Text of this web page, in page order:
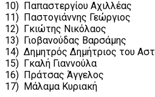
10) Παπαστεργίου Αχιλλέας
11) Παστογιάννης Γεώργιος
12) Γκιώτης Νικόλαος
13) Γιοβανούδας Βαρσάμης
14) Δημητρός Δημήτριος του
15) Γκαλή Γιαννούλα
16) Πράτσας Άγγελος
17) Μάλαμα Κυριακή